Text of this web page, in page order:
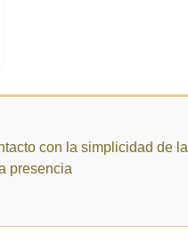
con la simplicidad de la
presencia